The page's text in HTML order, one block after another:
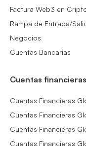
Factura Web3 en
Rampa de Entrada/
Negocios
Cuentas Bancarias
Cuentas
Cuentas Financieras
Cuentas Financieras
Cuentas Financieras
Cuentas Financieras